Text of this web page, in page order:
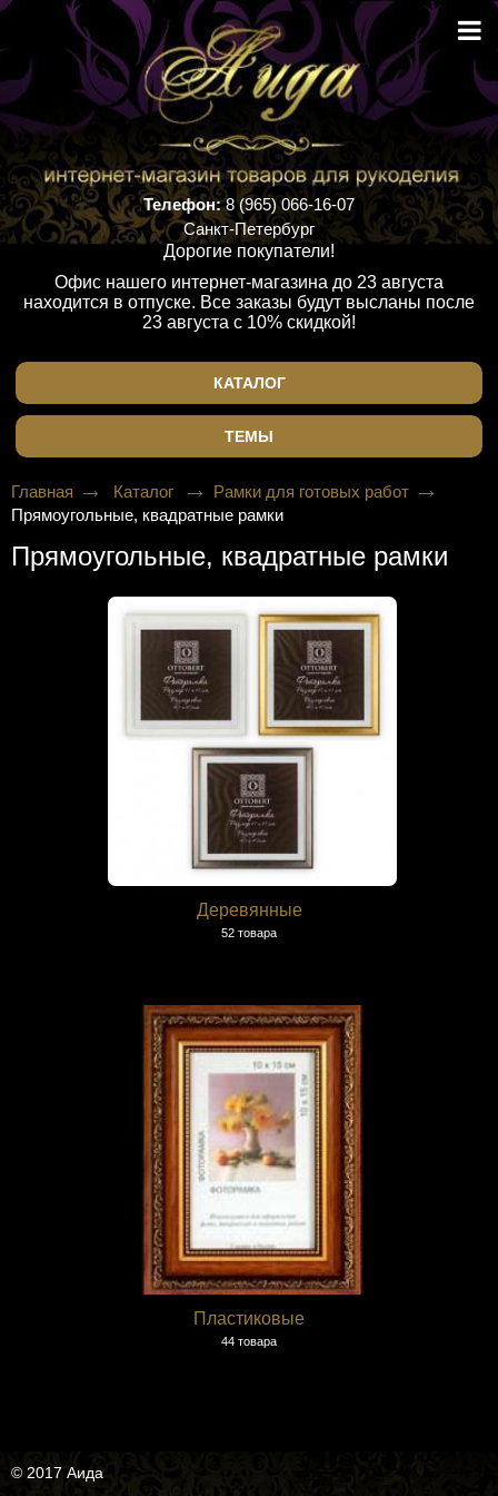
Телефон:8 (965) 066-16-07
Санкт-Петербург
Дорогие покупатели!
Офис нашего интернет-магазина до 23 августа
находится в отпуске. Все заказы будут высланы после
23 августа с 10% скидкой!
КАТАЛОГ
ТЕМЫ
Главная Каталог
Рамки для готовых работ
Прямоугольные, квадратные рамки
Прямоугольные, квадратные рамки
Деревянные
52 товара
Пластиковые
44 товара
© 2017 Аида